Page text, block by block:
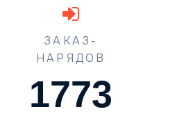
ЗАКАЗ-
НАРЯДОВ
1773